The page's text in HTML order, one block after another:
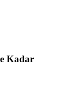
Kadar